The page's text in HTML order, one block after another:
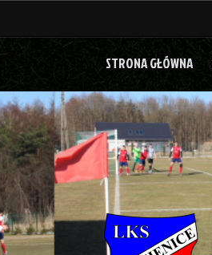
STRONA GŁÓWNA